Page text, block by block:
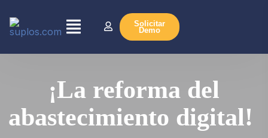
Solicitar
Demo
¡La reforma del
abastecimiento digital!